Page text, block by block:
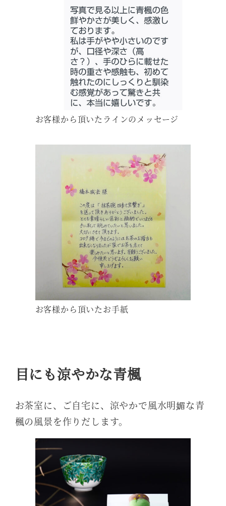
お客様から頂いたラインのメッセージ
お客様から頂いたお手紙
目にも涼やかな青楓
お茶室に、ご自宅に、涼やかで風水明媚な青
楓の風景を作りだします。